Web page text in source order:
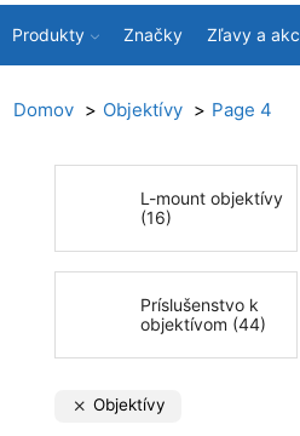
Produkty Značky Zľavy a
Domov Objektívy Page 4
L-mount objektívy
(16)
Príslušenstvo k
objektívom (44)
Objektívy